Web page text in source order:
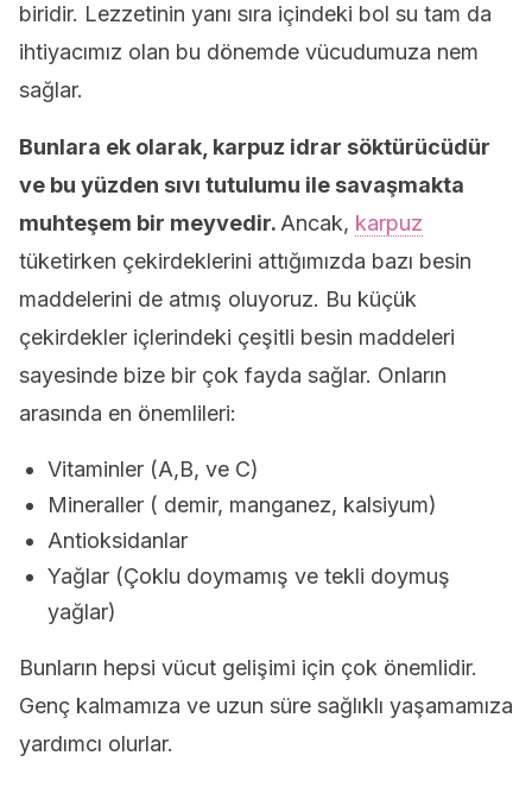
biridir. Lezzetinin yanı sıra içindeki bol su tam da
ihtiyacımız olan bu dönemde vücudumuza nem
sağlar.
Bunlara ek olarak, karpuz idrar söktürücüdür
ve bu yüzden sıvı tutulumu ile savaşmakta
muhteşem bir meyvedir. Ancak, karpuz
tüketirken çekirdeklerini attığımızda bazı besin
maddelerini de atmış oluyoruz. Bu küçük
çekirdekler içlerindeki çeşitli besin maddeleri
sayesinde bize bir çok fayda sağlar. Onların
arasında en önemlileri:
Vitaminler (A,B, ve C)
Mineraller ( demir, manganez, kalsiyum)
Antioksidanlar
Yağlar (Çoklu doymamış ve tekli doymuş
yağlar)
Bunların hepsi vücut gelişimi için çok önemlidir.
Genç kalmamıza ve uzun süre sağlıklı yaşamamıza
yardımcı olurlar.